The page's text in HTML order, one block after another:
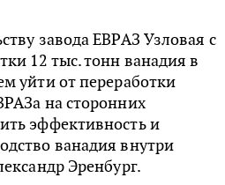
завода ЕВРАЗ Узловая с
12 тыс. тонн ванадия в
уйти от переработки
на сторонних
эффективность и
ванадия внутри
Эренбург.